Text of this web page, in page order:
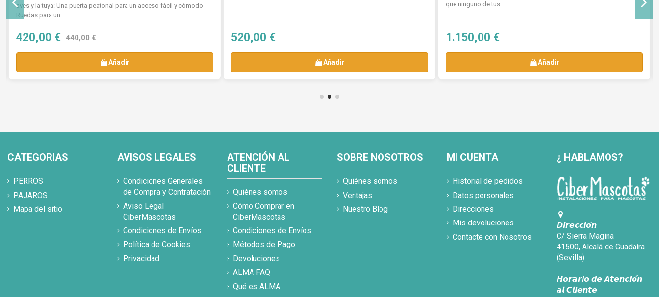
aves y la tuya: Una puerta peatonal para un acceso fácil y cómodo
Ruedas para un...
420,00 € 440,00 €
Añadir
520,00 €
Añadir
que ninguno de tus...
1.150,00 €
Añadir
CATEGORIAS
PERROS
PAJAROS
Mapa del sitio
AVISOS LEGALES
Condiciones Generales
de Compra y Contratación
Aviso Legal
CiberMascotas
Condiciones de Envíos
Política de Cookies
Privacidad
ATENCIÓN AL
CLIENTE
Quiénes somos
Cómo Comprar en
CiberMascotas
Condiciones de Envíos
Métodos de Pago
Devoluciones
ALMA FAQ
Qué es ALMA
SOBRE NOSOTROS
Quiénes somos
Ventajas
Nuestro Blog
MI CUENTA
Historial de pedidos
Datos personales
Direcciones
Mis devoluciones
Contacte con Nosotros
¿ HABLAMOS?
𝘿𝙞𝙧𝙚𝙘𝙘𝙞𝙤́𝙣
C/ Sierra Magina
41500, Alcalá de Guadaíra
(Sevilla)
𝙃𝙤𝙧𝙖𝙧𝙞𝙤 𝙙𝙚 𝘼𝙩𝙚𝙣𝙘𝙞𝙤́𝙣
𝙖𝙡 𝘾𝙡𝙞𝙚𝙣𝙩𝙚